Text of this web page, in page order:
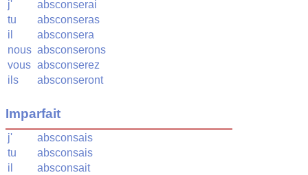
j'
absconserai
tu
absconseras
il
absconsera
nous absconserons
vous absconserez
ils
absconseront
Imparfait
j'
absconsais
tu
absconsais
il
absconsait